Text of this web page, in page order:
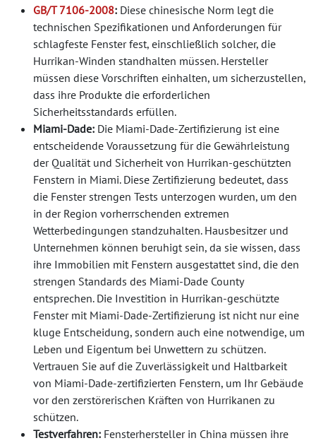
GB/T 7106-2008: Diese chinesische Norm legt die
technischen Spezifikationen und Anforderungen für
schlagfeste Fenster fest, einschließlich solcher, die
Hurrikan-Winden standhalten müssen. Hersteller
müssen diese Vorschriften einhalten, um sicherzustellen,
dass ihre Produkte die erforderlichen
Sicherheitsstandards erfüllen.
Miami-Dade: Die Miami-Dade-Zertifizierung ist eine
entscheidende Voraussetzung für die Gewährleistung
der Qualität und Sicherheit von Hurrikan-geschützten
Fenstern in Miami. Diese Zertifizierung bedeutet, dass
die Fenster strengen Tests unterzogen wurden, um den
in der Region vorherrschenden extremen
Wetterbedingungen standzuhalten. Hausbesitzer und
Unternehmen können beruhigt sein, da sie wissen, dass
ihre Immobilien mit Fenstern ausgestattet sind, die den
strengen Standards des Miami-Dade County
entsprechen. Die Investition in Hurrikan-geschützte
Fenster mit Miami-Dade-Zertifizierung ist nicht nur eine
kluge Entscheidung, sondern auch eine notwendige, um
Leben und Eigentum bei Unwettern zu schützen.
Vertrauen Sie auf die Zuverlässigkeit und Haltbarkeit
von Miami-Dade-zertifizierten Fenstern, um Ihr Gebäude
vor den zerstörerischen Kräften von Hurrikanen zu
schützen.
Testverfahren: Fensterhersteller in China müssen ihre